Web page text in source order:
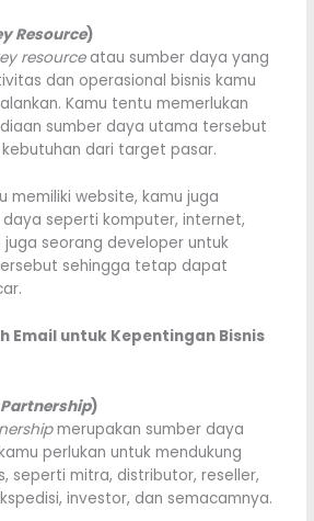
Resource)
resource atau sumber daya yang
dan operasional bisnis kamu
Kamu tentu memerlukan
sumber daya utama tersebut
dari target pasar.
memiliki website, kamu juga
seperti komputer, internet,
seorang developer untuk
sehingga tetap dapat
Email untuk Kepentingan Bisnis
)
merupakan sumber daya
perlukan untuk mendukung
seperti mitra, distributor, reseller,
investor, dan semacamnya.